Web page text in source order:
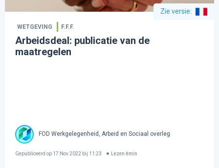
Zie versie:
WETGEVING F.F.F.
Arbeidsdeal: publicatie van de
maatregelen
FOD Werkgelegenheid, Arbeid en Sociaal overleg
Gepubliceerd op 17 Nov 2022 bij 11:23 Lezen 8min